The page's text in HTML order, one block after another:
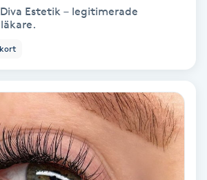
Estetik – legitimerade